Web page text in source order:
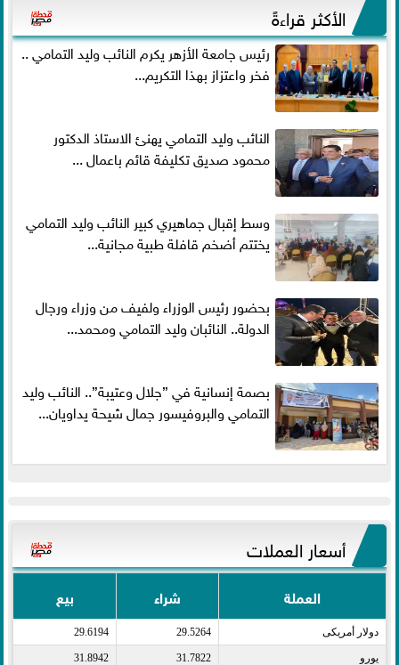
الأكثر قراءةً
رئيس جامعة الأزهر يكرم النائب وليد التمامي ..
فخر واعتزاز بهذا التكريم...
النائب وليد التمامي يهنئ الاستاذ الدكتور
محمود صديق تكليفة قائم باعمال ...
وسط إقبال جماهيري كبير النائب وليد التمامي
يختتم أضخم قافلة طبية مجانية...
بحضور رئيس الوزراء ولفيف من وزراء ورجال
الدولة.. النائبان وليد التمامي ومحمد...
بصمة إنسانية في ”جلال وعتيبة”.. النائب وليد
التمامي والبروفيسور جمال شيحة يداويان...
أسعار العملات
العملة شراء بيع
دولار أمريكى​ 29.5264
29.6194
يورو​ 31.7822
31.8942